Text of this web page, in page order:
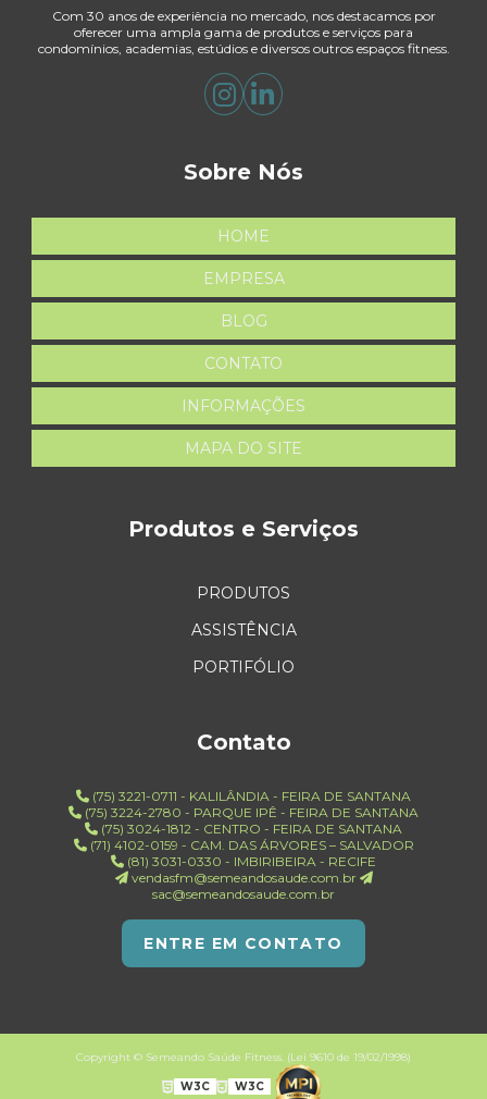
Com 30 anos de experiência no mercado, nos destacamos por
oferecer uma ampla gama de produtos e serviços para
condomínios, academias, estúdios e diversos outros espaços fitness.
Sobre Nós
HOME
EMPRESA
BLOG
CONTATO
INFORMAÇÕES
MAPA DO SITE
Produtos e Serviços
PRODUTOS
ASSISTÊNCIA
PORTIFÓLIO
Contato
(75) 3221-0711 - KALILÂNDIA - FEIRA DE SANTANA
(75) 3224-2780 - PARQUE IPÊ - FEIRA DE SANTANA
(75) 3024-1812 - CENTRO - FEIRA DE SANTANA
(71) 4102-0159 - CAM. DAS ÁRVORES – SALVADOR
(81) 3031-0330 - IMBIRIBEIRA - RECIFE
vendasfm@semeandosaude.com.br
sac@semeandosaude.com.br
ENTRE EM CONTATO
Copyright © Semeando Saúde Fitness. (Lei 9610 de 19/02/1998)
W3C W3C